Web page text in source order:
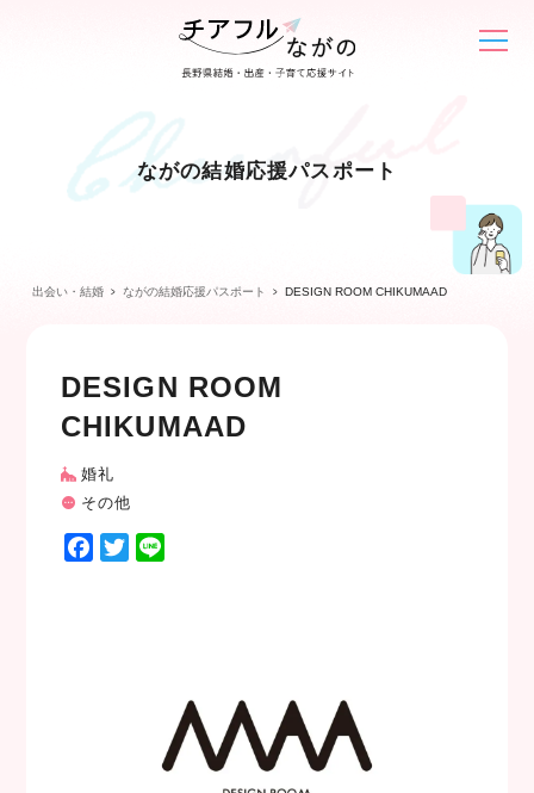
ながの結婚応援パスポート
出会い・結婚 ながの結婚応援パスポート DESIGN ROOM CHIKUMAAD
DESIGN ROOM
CHIKUMAAD
婚礼
その他
F
T